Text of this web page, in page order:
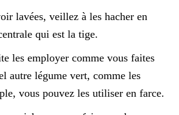
lavées, veillez à les hacher en
qui est la tige.
les employer comme vous faites
autre légume vert, comme les
vous pouvez les utiliser en farce.